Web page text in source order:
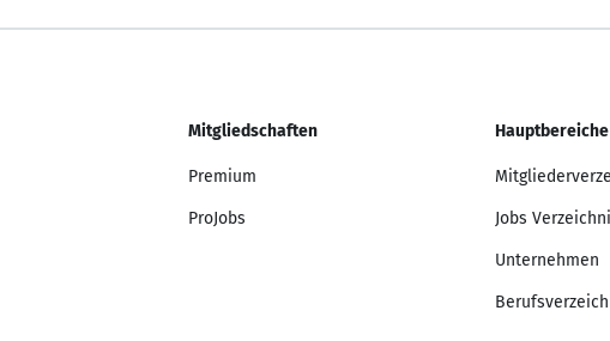
Mitgliedschaften
Premium
ProJobs
Hauptbereiche
Jobs
Unternehmen